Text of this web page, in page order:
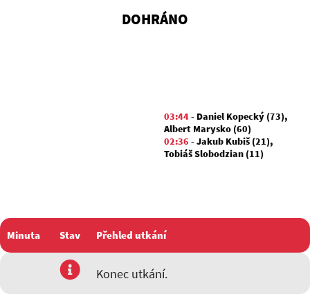
DOHRÁNO
03:44- Daniel Kopecký (73),
Albert Marysko (60)
02:36 -Jakub Kubiš (21),
Tobiáš Slobodzian (11)
Minuta Stav Přehled utkání
Konec utkání.